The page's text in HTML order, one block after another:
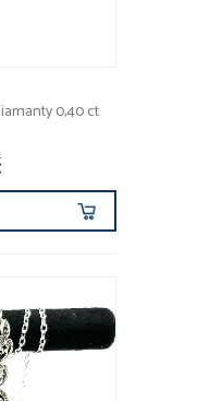
0,40 ct